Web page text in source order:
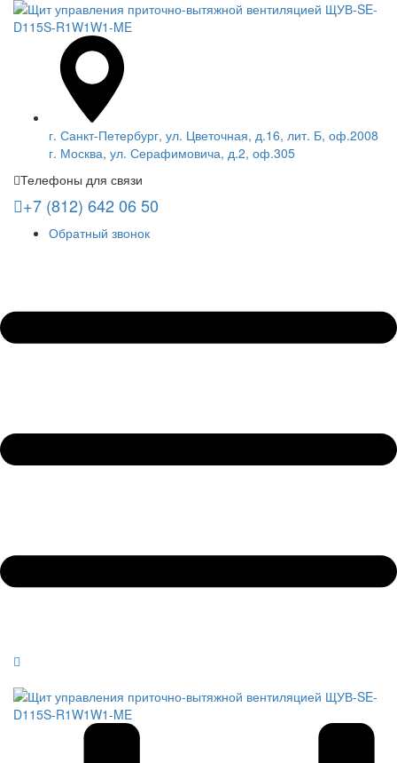
г. Санкт-Петербург, ул. Цветочная, д.16, лит. Б, оф.2008
г. Москва, ул. Серафимовича, д.2, оф.305
Телефоны для связи
+7 (812) 642 06 50
Обратный звонок